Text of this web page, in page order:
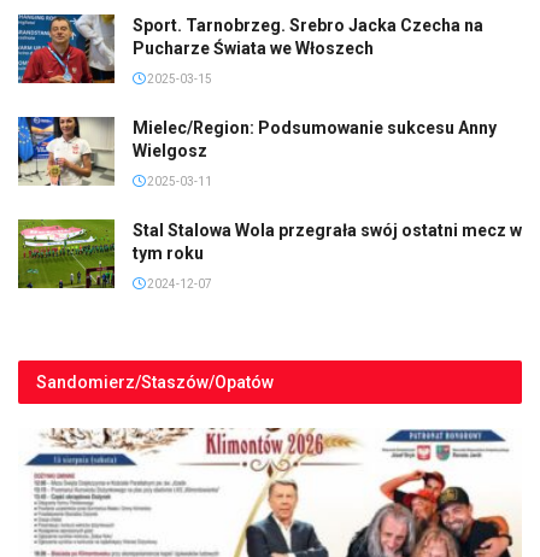
Sport. Tarnobrzeg. Srebro Jacka Czecha na
Pucharze Świata we Włoszech
2025-03-15
Mielec/Region: Podsumowanie sukcesu Anny
Wielgosz
2025-03-11
Stal Stalowa Wola przegrała swój ostatni mecz w
tym roku
2024-12-07
Sandomierz/Staszów/Opatów